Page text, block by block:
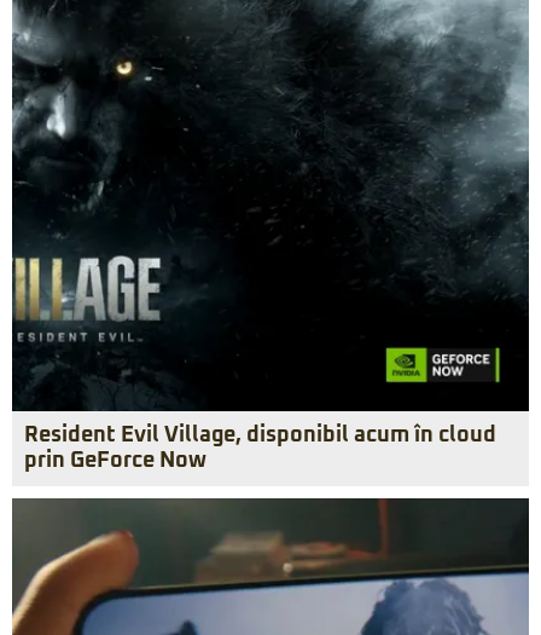
Resident Evil Village, disponibil acum în cloud
prin GeForce Now